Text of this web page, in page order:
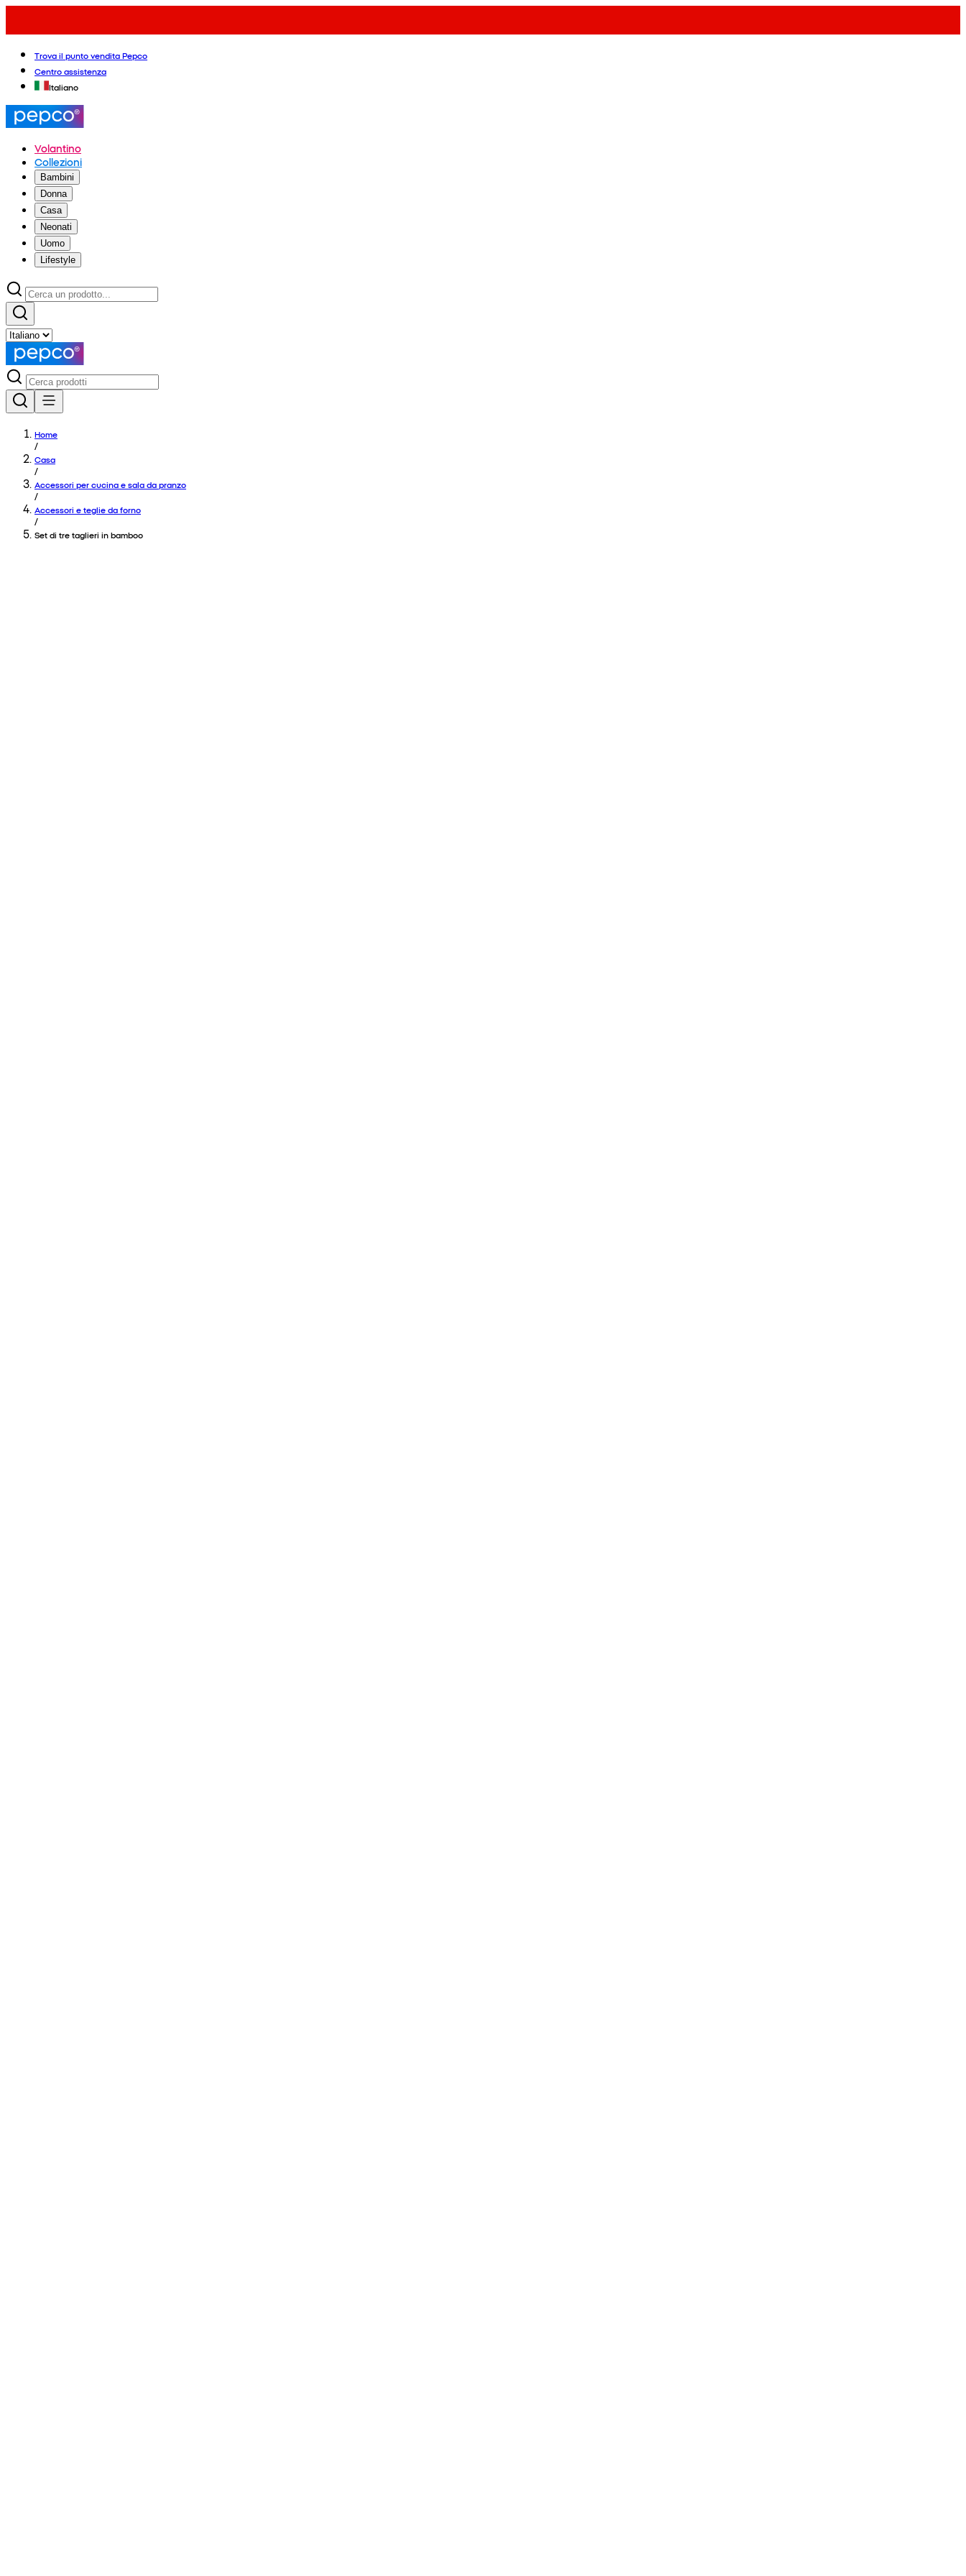
Trova il punto vendita Pepco
Centro assistenza
Italiano
Volantino
Collezioni
Bambini
Donna
Casa
Neonati
Uomo
Lifestyle
Home
/
Casa
/
Accessori per cucina e sala da pranzo
/
Accessori e teglie da forno
/
Set di tre taglieri in bamboo